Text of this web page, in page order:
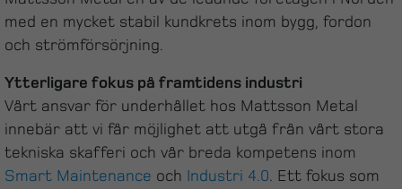
med en mycket stabil kundkrets inom bygg, fordon
och strömförsörjning.
Ytterligare fokus på framtidens industri
Vårt ansvar för underhållet hos Mattsson Metal
innebär att vi får möjlighet att utgå från vårt stora
tekniska skafferi och vår breda kompetens inom
Smart Maintenance och Industri 4.0. Ett fokus som